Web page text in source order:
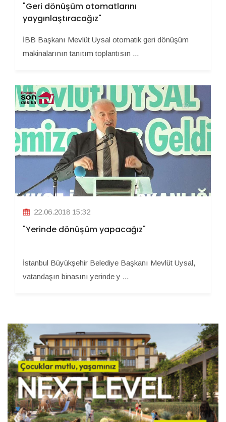
"Geri dönüşüm otomatlarını
yaygınlaştıracağız"
İBB Başkanı Mevlüt Uysal otomatik geri dönüşüm
makinalarının tanıtım toplantısın ...
22.06.2018 15:32
"Yerinde dönüşüm yapacağız"
İstanbul Büyükşehir Belediye Başkanı Mevlüt Uysal,
vatandaşın binasını yerinde y ...